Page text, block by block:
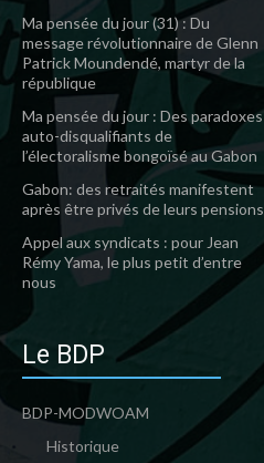
Ma pensée du jour (31) : Du
message révolutionnaire de Glenn
Patrick Moundendé, martyr de la
république
Ma pensée du jour : Des paradoxes
auto-disqualifiants de
l’électoralisme bongoïsé au Gabon
Gabon: des retraités manifestent
après être privés de leurs pensions
Appel aux syndicats : pour Jean
Rémy Yama, le plus petit d’entre
nous
Le BDP
BDP-MODWOAM
Historique